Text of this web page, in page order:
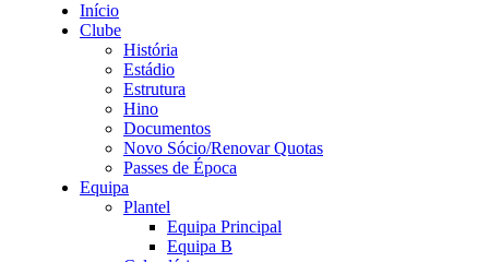
Início
Clube
História
Estádio
Estrutura
Hino
Documentos
Novo Sócio/Renovar Quotas
Passes de Época
Equipa
Plantel
Equipa Principal
Equipa B